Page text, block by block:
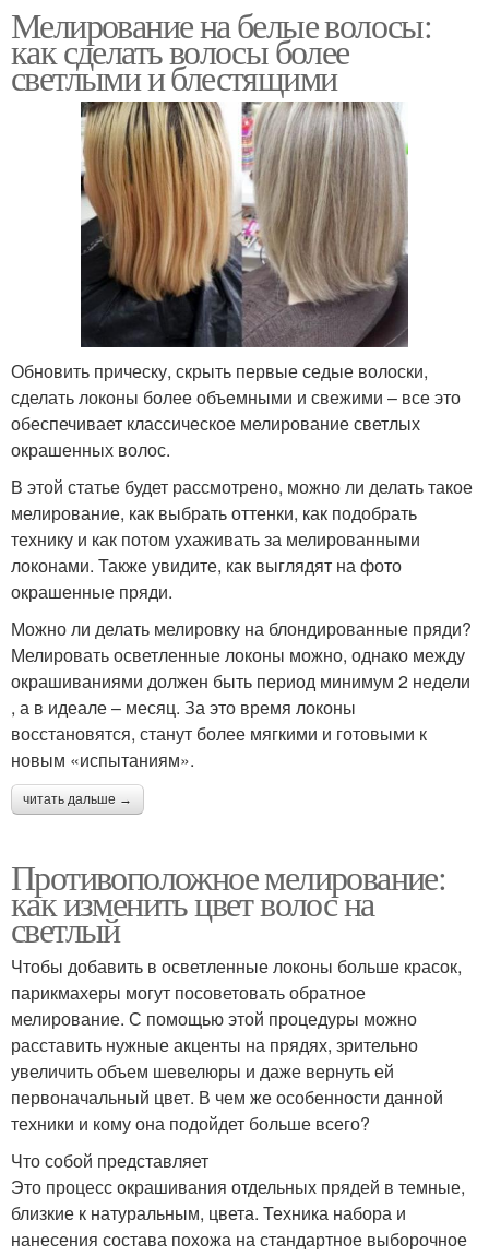
Мелирование на белые волосы:
как сделать волосы более
светлыми и блестящими
Обновить прическу, скрыть первые седые волоски,
сделать локоны более объемными и свежими – все это
обеспечивает классическое мелирование светлых
окрашенных волос.
В этой статье будет рассмотрено, можно ли делать такое
мелирование, как выбрать оттенки, как подобрать
технику и как потом ухаживать за мелированными
локонами. Также увидите, как выглядят на фото
окрашенные пряди.
Можно ли делать мелировку на блондированные пряди?
Мелировать осветленные локоны можно, однако между
окрашиваниями должен быть период минимум 2 недели
, а в идеале – месяц. За это время локоны
восстановятся, станут более мягкими и готовыми к
новым «испытаниям».
читать дальше →
Противоположное мелирование:
как изменить цвет волос на
светлый
Чтобы добавить в осветленные локоны больше красок,
парикмахеры могут посоветовать обратное
мелирование. С помощью этой процедуры можно
расставить нужные акценты на прядях, зрительно
увеличить объем шевелюры и даже вернуть ей
первоначальный цвет. В чем же особенности данной
техники и кому она подойдет больше всего?
Что собой представляет
Это процесс окрашивания отдельных прядей в темные,
близкие к натуральным, цвета. Техника набора и
нанесения состава похожа на стандартное выборочное